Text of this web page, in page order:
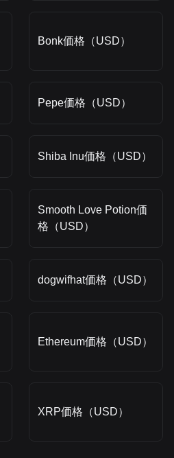
Bonk価格（USD）
Pepe価格（USD）
Shiba Inu価格（USD）
Smooth Love Potion価
格（USD）
dogwifhat価格（USD）
Ethereum価格（USD）
XRP価格（USD）